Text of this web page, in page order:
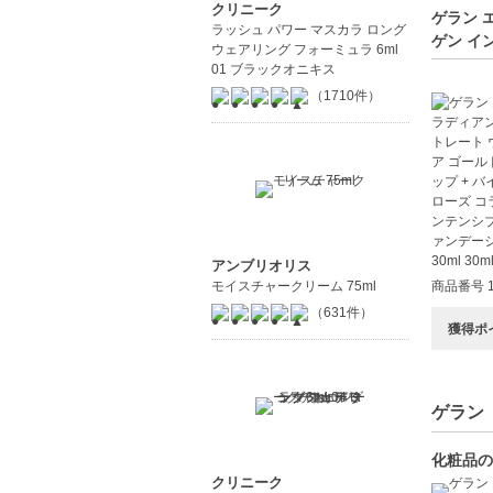
ゲラン
ゲン イ
商品番号
獲得ポ
ゲラン
化粧品
クリニーク
ラッシュ パワー マスカラ ロング
ウェアリング フォーミュラ 6ml
01 ブラックオニキス
（1710件）
アンブリオリス
モイスチャークリーム 75ml
（631件）
クリニーク